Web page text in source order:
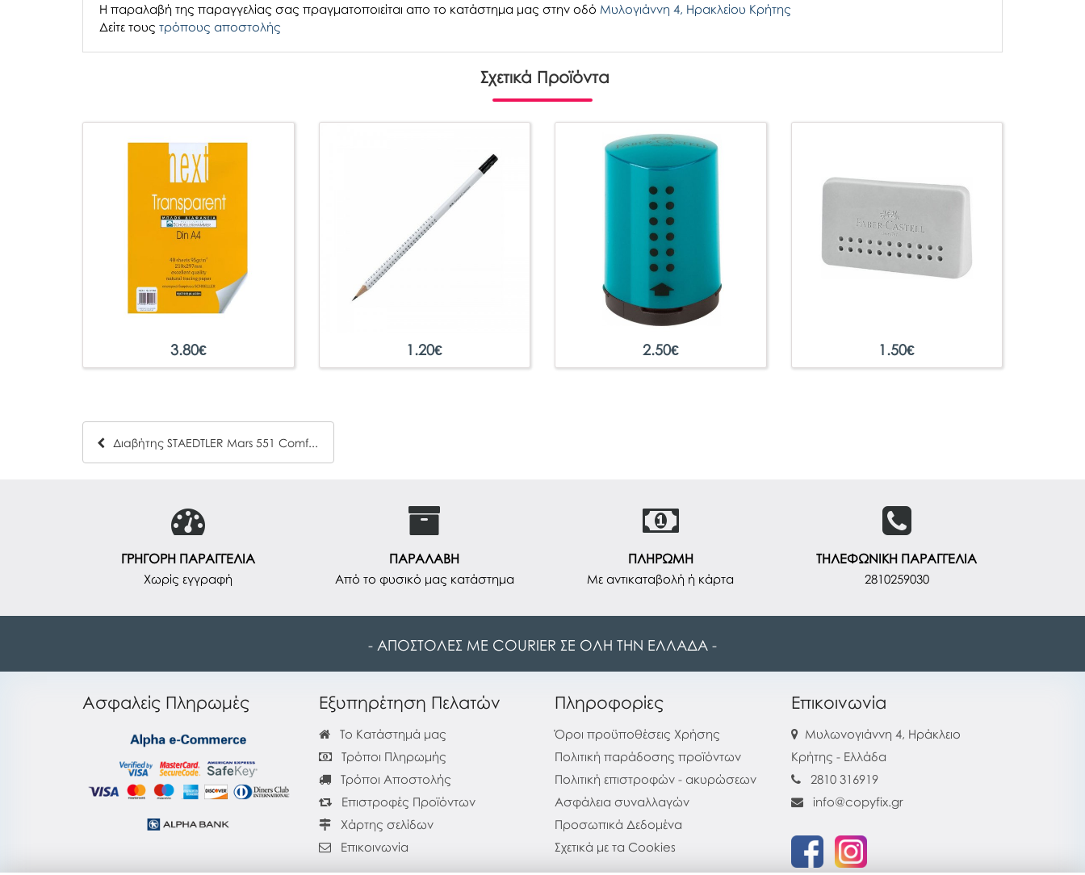
H παραλαβή της παραγγελίας σας πραγματοποιείται απο το κατάστημα μας στην οδό Μυλογιάννη 4, Ηρακλείου Κρήτης
Δείτε τους τρόπους αποστολής
Σχετικά Προϊόντα
3.80€ 1.20€ 2.50€ 1.50€
Διαβήτης STAEDTLER Mars 551 Comfort
ΓΡΗΓΟΡΗ ΠΑΡΑΓΓΕΛΙΑ
Χωρίς εγγραφή
ΠΑΡΑΛΑΒΗ
Από το φυσικό μας κατάστημα
ΠΛΗΡΩΜΗ
Με αντικαταβολή ή κάρτα
ΤΗΛΕΦΩΝΙΚΗ ΠΑΡΑΓΓΕΛΙΑ
2810259030
- ΑΠΟΣΤΟΛΕΣ ΜΕ COURIER ΣΕ ΟΛΗ ΤΗΝ ΕΛΛΑΔΑ -
Ασφαλείς Πληρωμές Εξυπηρέτηση Πελατών
Το Κατάστημά μας
Τρόποι Πληρωμής
Τρόποι Αποστολής
Επιστροφές Προϊόντων
Χάρτης σελίδων
Επικοινωνία
Πληροφορίες
Όροι προϋποθέσεις Χρήσης
Πολιτική παράδοσης προϊόντων
Πολιτική επιστροφών - ακυρώσεων
Ασφάλεια συναλλαγών
Προσωπικά Δεδομένα
Σχετικά με τα Cookies
Επικοινωνία
Μυλωνογιάννη 4, Ηράκλειο
Κρήτης - Ελλάδα
2810 316919
info@copyfix.gr